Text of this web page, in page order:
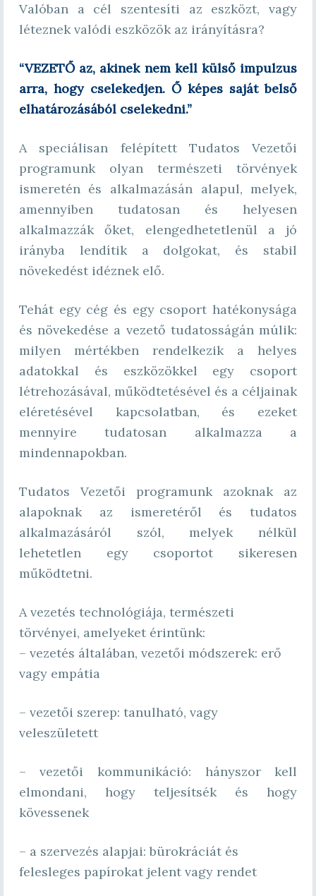
Valóban a cél szentesíti az eszközt, vagy
léteznek valódi eszközök az irányításra?
“VEZETŐ az, akinek nem kell külső impulzus
arra, hogy cselekedjen. Ő képes saját belső
elhatározásából cselekedni.”
A speciálisan felépített Tudatos Vezetői
programunk olyan természeti törvények
ismeretén és alkalmazásán alapul, melyek,
amennyiben tudatosan és helyesen
alkalmazzák őket, elengedhetetlenül a jó
irányba lendítik a dolgokat, és stabil
növekedést idéznek elő.
Tehát egy cég és egy csoport hatékonysága
és növekedése a vezető tudatosságán múlik:
milyen mértékben rendelkezik a helyes
adatokkal és eszközökkel egy csoport
létrehozásával, működtetésével és a céljainak
eléretésével kapcsolatban, és ezeket
mennyire tudatosan alkalmazza a
mindennapokban.
Tudatos Vezetői programunk azoknak az
alapoknak az ismeretéről és tudatos
alkalmazásáról szól, melyek nélkül
lehetetlen egy csoportot sikeresen
működtetni.
A vezetés technológiája, természeti
törvényei, amelyeket érintünk:
– vezetés általában, vezetői módszerek: erő
vagy empátia
– vezetői szerep: tanulható, vagy
veleszületett
– vezetői kommunikáció: hányszor kell
elmondani, hogy teljesítsék és hogy
kövessenek
– a szervezés alapjai: bürokráciát és
felesleges papírokat jelent vagy rendet